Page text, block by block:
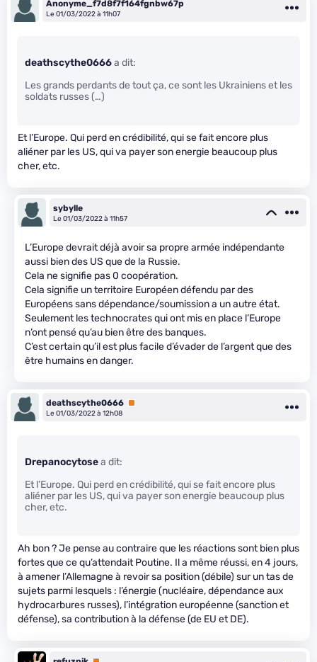
Anonyme_f7d8f7f164fgnbw67p
Le 01/03/2022 à 11h07
deathscythe0666a dit:
Les grands perdants de tout ça, ce sont les Ukrainiens et les
soldats russes (…)
Et l’Europe. Qui perd en crédibilité, qui se fait encore plus
aliéner par les US, qui va payer son energie beaucoup plus
cher, etc.
sybylle
Le 01/03/2022 à 11h57
L’Europe devrait déjà avoir sa propre armée indépendante
aussi bien des US que de la Russie.
Cela ne signifie pas 0 coopération.
Cela signifie un territoire Européen défendu par des
Européens sans dépendance/soumission a un autre état.
Seulement les technocrates qui ont mis en place l’Europe
n’ont pensé qu’au bien être des banques.
C’est certain qu’il est plus facile d’évader de l’argent que des
être humains en danger.
deathscythe0666 Premium
Le 01/03/2022 à 12h08
Drepanocytosea dit:
Et l’Europe. Qui perd en crédibilité, qui se fait encore plus
aliéner par les US, qui va payer son energie beaucoup plus
cher, etc.
Ah bon ? Je pense au contraire que les réactions sont bien plus
fortes que ce qu’attendait Poutine. Il a même réussi, en 4 jours,
à amener l’Allemagne à revoir sa position (débile) sur un tas de
sujets parmi lesquels : l’énergie (nucléaire, dépendance aux
hydrocarbures russes), l’intégration européenne (sanction et
défense), sa contribution à la défense (de EU et DE).